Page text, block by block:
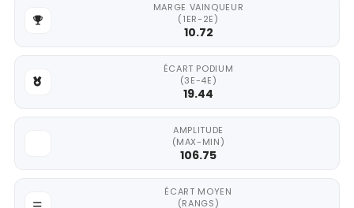
MARGE VAINQUEUR
(1ER-2E)
10.72
ÉCART PODIUM
(3E-4E)
19.44
AMPLITUDE
(MAX-MIN)
106.75
ÉCART MOYEN
(RANGS)